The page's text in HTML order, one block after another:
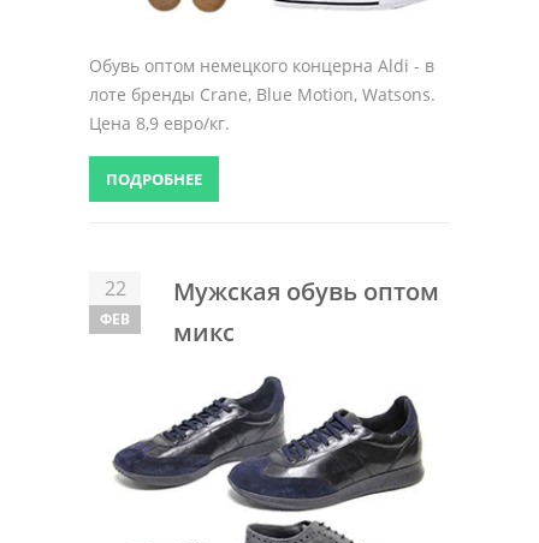
Обувь оптом немецкого концерна Aldi - в
лоте бренды Crane, Blue Motion, Watsons.
Цена 8,9 евро/кг.
ПОДРОБНЕЕ
22
ФЕВ
Мужская обувь оптом
микс